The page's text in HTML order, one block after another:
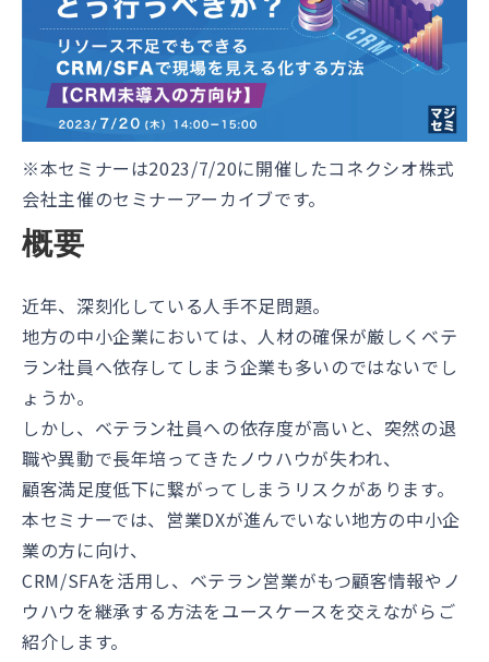
※本セミナーは2023/7/20に開催したコネクシオ株式
会社主催のセミナーアーカイブです。
概要
近年、深刻化している人手不足問題。
地方の中小企業においては、人材の確保が厳しくベテ
ラン社員へ依存してしまう企業も多いのではないでし
ょうか。
しかし、ベテラン社員への依存度が高いと、突然の退
職や異動で長年培ってきたノウハウが失われ、
顧客満足度低下に繋がってしまうリスクがあります。
本セミナーでは、営業DXが進んでいない地方の中小企
業の方に向け、
CRM/SFAを活用し、ベテラン営業がもつ顧客情報やノ
ウハウを継承する方法をユースケースを交えながらご
紹介します。